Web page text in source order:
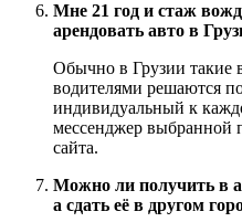
Мне 21 год и стаж
арендовать авто в
Обычно в Грузии такие
водителями решаются
индивидуальный к
мессенджер выбранной
сайта.
Можно ли получить в
а сдать её в другом